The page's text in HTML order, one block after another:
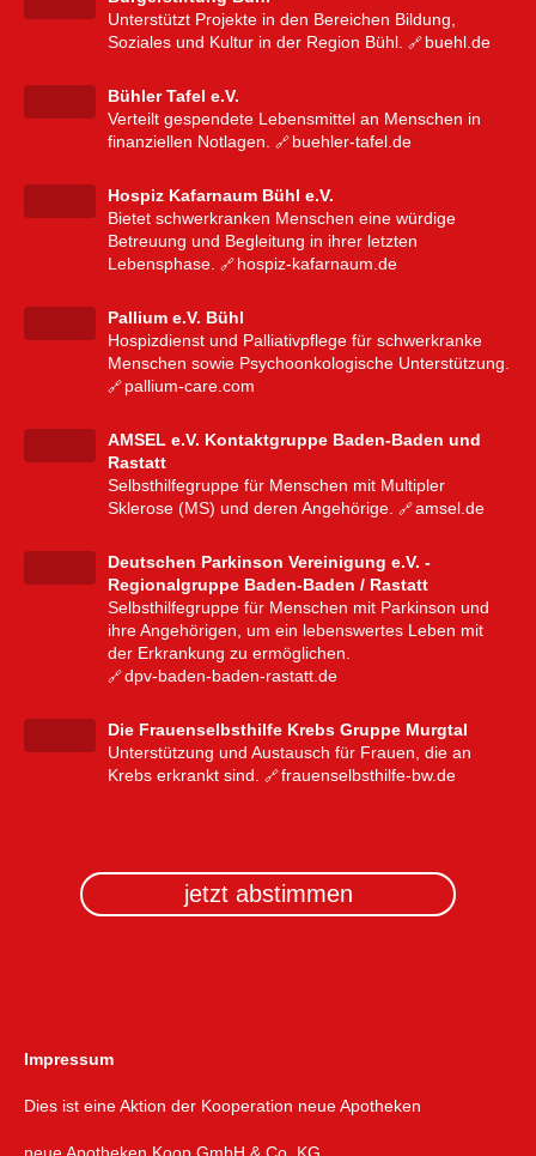
Unterstützt Projekte in den Bereichen Bildung,
Soziales und Kultur in der Region Bühl.
buehl.de
Bühler Tafel e.V.
Verteilt gespendete Lebensmittel an Menschen in
finanziellen Notlagen.
buehler-tafel.de
Hospiz Kafarnaum Bühl e.V.
Bietet schwerkranken Menschen eine würdige
Betreuung und Begleitung in ihrer letzten
Lebensphase.
hospiz-kafarnaum.de
Pallium e.V. Bühl
Hospizdienst und Palliativpflege für schwerkranke
Menschen sowie Psychoonkologische Unterstützung.
pallium-care.com
AMSEL e.V. Kontaktgruppe Baden-Baden und
Rastatt
Selbsthilfegruppe für Menschen mit Multipler
Sklerose (MS) und deren Angehörige.
amsel.de
Deutschen Parkinson Vereinigung e.V. -
Regionalgruppe Baden-Baden / Rastatt
Selbsthilfegruppe für Menschen mit Parkinson und
ihre Angehörigen, um ein lebenswertes Leben mit
der Erkrankung zu ermöglichen.
dpv-baden-baden-rastatt.de
Die Frauenselbsthilfe Krebs Gruppe Murgtal
Unterstützung und Austausch für Frauen, die an
Krebs erkrankt sind.
frauenselbsthilfe-bw.de
jetzt abstimmen
Impressum
Dies ist eine Aktion der Kooperation neue Apotheken